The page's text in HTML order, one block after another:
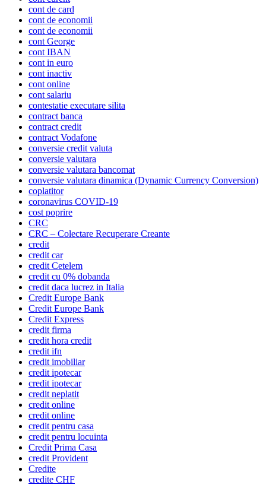
cont de card
cont de economii
cont de economii
cont George
cont IBAN
cont in euro
cont inactiv
cont online
cont salariu
contestatie executare silita
contract banca
contract credit
contract Vodafone
conversie credit valuta
conversie valutara
conversie valutara bancomat
conversie valutara dinamica (Dynamic Currency Conversion)
coplatitor
coronavirus COVID-19
cost poprire
CRC
CRC – Colectare Recuperare Creante
credit
credit car
credit Cetelem
credit cu 0% dobanda
credit daca lucrez in Italia
Credit Europe Bank
Credit Europe Bank
Credit Express
credit firma
credit hora credit
credit ifn
credit imobiliar
credit ipotecar
credit ipotecar
credit neplatit
credit online
credit online
credit pentru casa
credit pentru locuinta
Credit Prima Casa
credit Provident
Credite
credite CHF